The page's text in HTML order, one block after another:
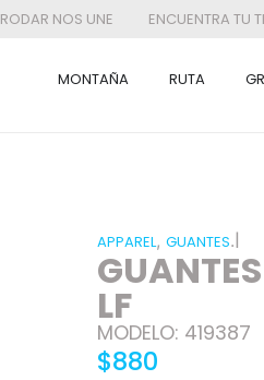
RODAR NOS UNE ENCUENTRA TU
MONTAÑA RUTA
APPAREL, GUANTES.|
LF
MODELO: 419387
$880